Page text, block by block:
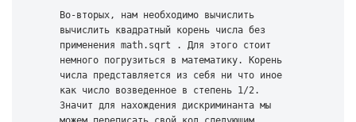
Во-вторых, нам необходимо вычислить
вычислить квадратный корень числа без
применения math.sqrt . Для этого стоит
немного погрузиться в математику. Корень
числа представляется из себя ни что иное
как число возведенное в степень 1/2.
Значит для нахождения дискриминанта мы